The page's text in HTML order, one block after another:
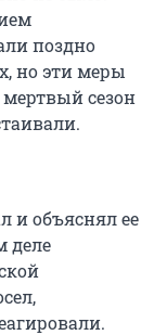
поздно
но эти меры
сезон
и объяснял ее
деле